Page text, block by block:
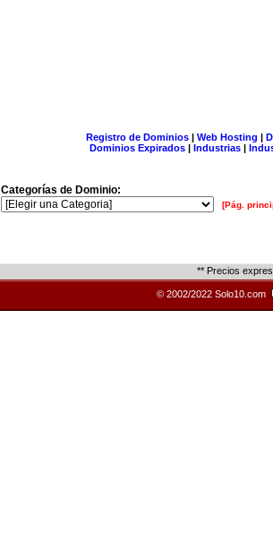
Registro de Dominios| Web Hosting |
Dominios Expirados | Industrias |
Categorías de Dominio:
[Pág.
** Precios
© 2002/2022 Solo10.com